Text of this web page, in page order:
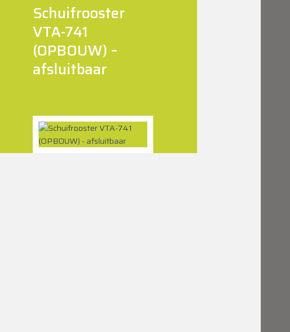
Schuifrooster
VTA-741
(OPBOUW) –
afsluitbaar